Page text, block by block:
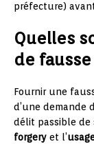
préfecture)
Quelles
de
Fournir une
d’une demande
délit passible de
forgery et l’